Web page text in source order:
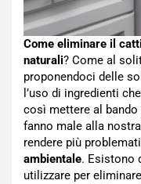
Come eliminare il
naturali? Come al
proponendoci delle
l’uso di ingredienti
così mettere al
fanno male alla
rendere più
ambientale. Esistono
utilizzare per